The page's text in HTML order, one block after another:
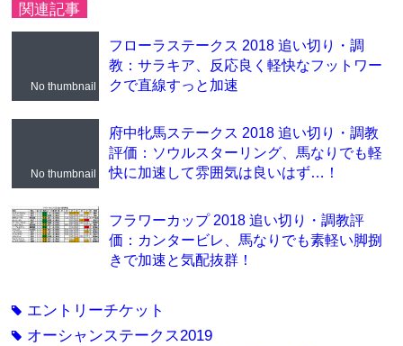
関連記事
No thumbnail
フローラステークス 2018 追い切り・調
教：サラキア、反応良く軽快なフットワー
クで直線すっと加速
No thumbnail
府中牝馬ステークス 2018 追い切り・調教
評価：ソウルスターリング、馬なりでも軽
快に加速して雰囲気は良いはず…！
フラワーカップ 2018 追い切り・調教評
価：カンタービレ、馬なりでも素軽い脚捌
きで加速と気配抜群！
tag エントリーチケット
tag オーシャンステークス2019